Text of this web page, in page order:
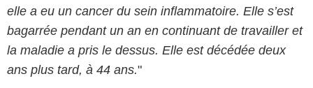
elle a eu un cancer du sein inflammatoire. Elle s’est
bagarrée pendant un an en continuant de travailler et
la maladie a pris le dessus. Elle est décédée deux
ans plus tard, à 44 ans."